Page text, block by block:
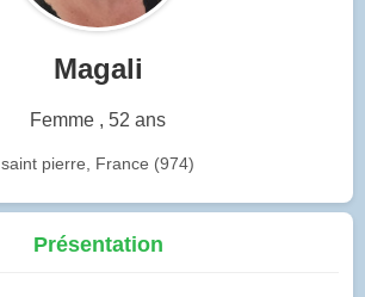
Magali
Femme , 52 ans
saint pierre, France (974)
Présentation